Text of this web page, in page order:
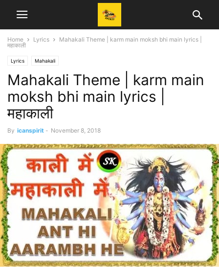
Home Lyrics
Mahakali Theme | karm main moksh bhi main lyrics |
महाकाली
Lyrics Mahakali
Mahakali Theme | karm main
moksh bhi main lyrics |
महाकाली
By icanspirit - November 8, 2018